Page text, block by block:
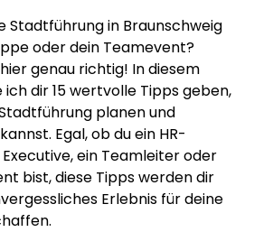
Stadtführung in Braunschweig
oder dein Teamevent?
genau richtig! In diesem
dir 15 wertvolle Tipps geben,
planen und
Egal, ob du ein HR-
ein Teamleiter oder
bist, diese Tipps werden dir
Erlebnis für deine